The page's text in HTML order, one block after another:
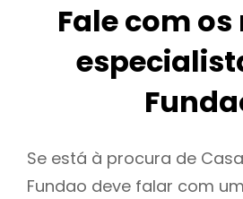
Fale com
Se está à procura de
Fundao deve falar com